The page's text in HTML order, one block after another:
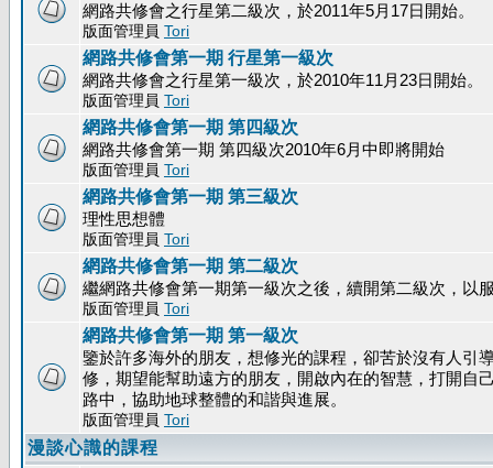
網路共修會之行星第二級次，於2011年5月17日開始。
版面管理員 Tori
網路共修會第一期 行星第一級次
網路共修會之行星第一級次，於2010年11月23日開始。
版面管理員 Tori
網路共修會第一期 第四級次
網路共修會第一期 第四級次2010年6月中即將開始
版面管理員 Tori
網路共修會第一期 第三級次
理性思想體
版面管理員 Tori
網路共修會第一期 第二級次
繼網路共修會第一期第一級次之後，續開第二級次，以
版面管理員 Tori
網路共修會第一期 第一級次
鑒於許多海外的朋友，想修光的課程，卻苦於沒有人引
修，期望能幫助遠方的朋友，開啟內在的智慧，打開自
路中，協助地球整體的和諧與進展。
版面管理員 Tori
漫談心識的課程